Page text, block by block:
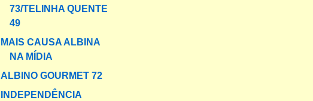
73/TELINHA QUENTE
49
MAIS CAUSA ALBINA
NA MÍDIA
ALBINO GOURMET 72
INDEPENDÊNCIA